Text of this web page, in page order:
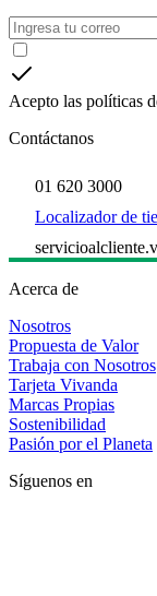
Acepto las políticas
Contáctanos
01 620 3000
Localizador de
Acerca de
Nosotros
Propuesta de Valor
Trabaja con Nosotros
Tarjeta Vivanda
Marcas Propias
Sostenibilidad
Pasión por el Planeta
Síguenos en